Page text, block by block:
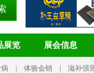
展览 展会信息
体验会销 滋补强